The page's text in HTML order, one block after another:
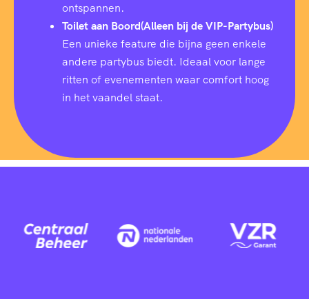
ontspannen.
Toilet aan Boord(Alleen bij de VIP-Partybus)
Een unieke feature die bijna geen enkele
andere partybus biedt. Ideaal voor lange
ritten of evenementen waar comfort hoog
in het vaandel staat.